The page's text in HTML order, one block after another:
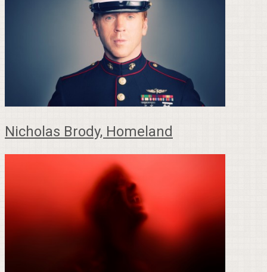
Nicholas Brody, Homeland